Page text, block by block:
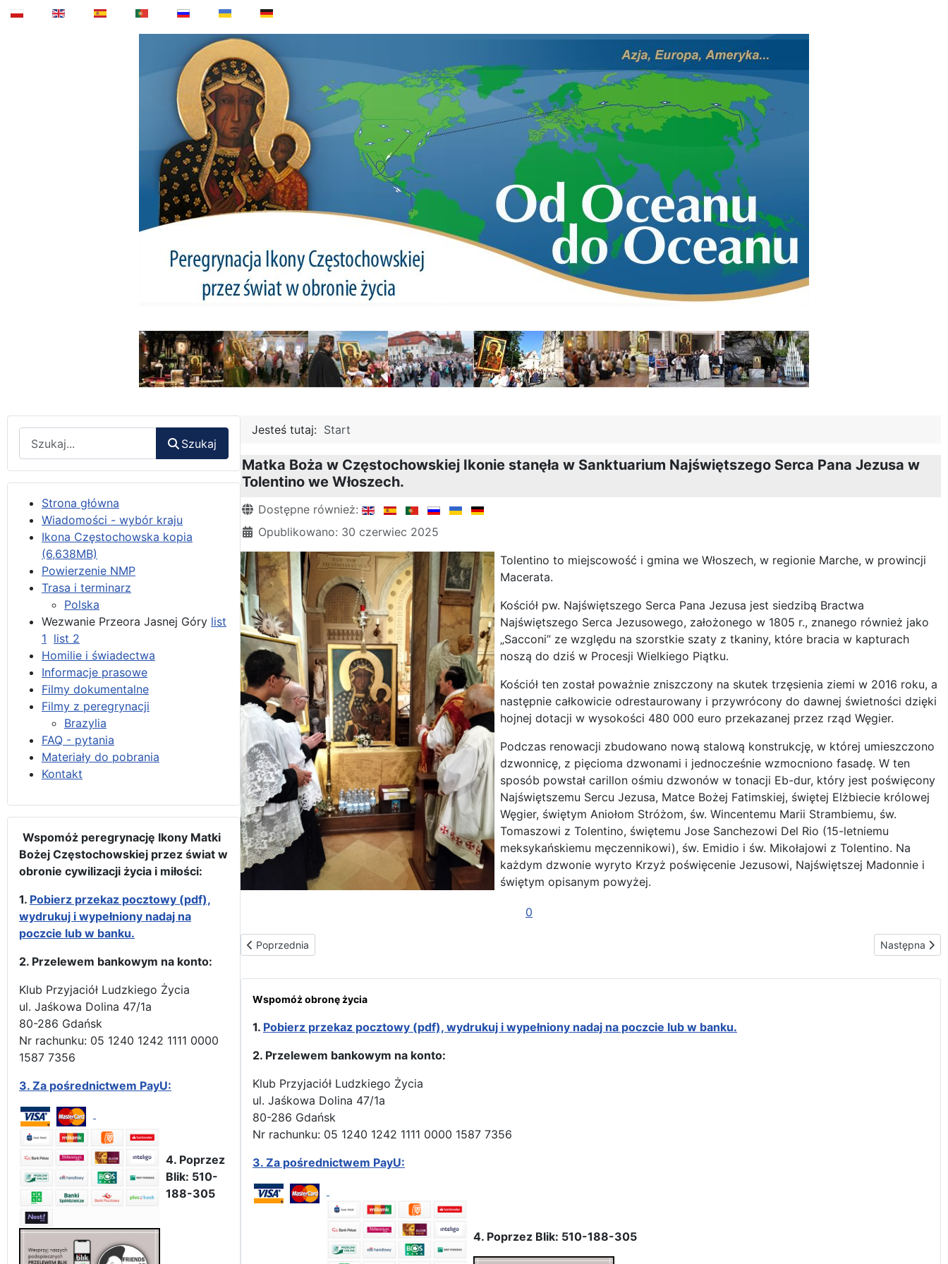
Szukaj
Strona główna
Wiadomości - wybór kraju
Ikona Częstochowska kopia
(6,638MB)
Powierzenie NMP
Trasa i terminarz
Polska
Wezwanie Przeora Jasnej Góry list
1 list 2
Homilie i świadectwa
Informacje prasowe
Filmy dokumentalne
Filmy z peregrynacji
Brazylia
FAQ - pytania
Materiały do pobrania
Kontakt
Wspomóż peregrynację Ikony Matki
Bożej Częstochowskiej przez świat w
obronie cywilizacji życia i miłości:
1. Pobierz przekaz pocztowy (pdf),
wydrukuj i wypełniony nadaj na
poczcie lub w banku.
2. Przelewem bankowym na konto:
Klub Przyjaciół Ludzkiego Życia
ul. Jaśkowa Dolina 47/1a
80-286 Gdańsk
Nr rachunku: 05 1240 1242 1111 0000
1587 7356
3. Za pośrednictwem PayU:
4. Poprzez
Blik: 510-
188-305
Jesteś tutaj: Start
Matka Boża w Częstochowskiej Ikonie stanęła w Sanktuarium Najświętszego Serca Pana Jezusa w
Tolentino we Włoszech.
Szczegóły
Dostępne również:
Opublikowano: 30 czerwiec 2025
Tolentino to miejscowość i gmina we Włoszech, w regionie Marche, w prowincji
Macerata.
Kościół pw. Najświętszego Serca Pana Jezusa jest siedzibą Bractwa
Najświętszego Serca Jezusowego, założonego w 1805 r., znanego również jako
„Sacconi” ze względu na szorstkie szaty z tkaniny, które bracia w kapturach
noszą do dziś w Procesji Wielkiego Piątku.
Kościół ten został poważnie zniszczony na skutek trzęsienia ziemi w 2016 roku, a
następnie całkowicie odrestaurowany i przywrócony do dawnej świetności dzięki
hojnej dotacji w wysokości 480 000 euro przekazanej przez rząd Węgier.
Podczas renowacji zbudowano nową stalową konstrukcję, w której umieszczono
dzwonnicę, z pięcioma dzwonami i jednocześnie wzmocniono fasadę. W ten
sposób powstał carillon ośmiu dzwonów w tonacji Eb-dur, który jest poświęcony
Najświętszemu Sercu Jezusa, Matce Bożej Fatimskiej, świętej Elżbiecie królowej
Węgier, świętym Aniołom Stróżom, św. Wincentemu Marii Strambiemu, św.
Tomaszowi z Tolentino, świętemu Jose Sanchezowi Del Rio (15-letniemu
meksykańskiemu męczennikowi), św. Emidio i św. Mikołajowi z Tolentino. Na
każdym dzwonie wyryto Krzyż poświęcenie Jezusowi, Najświętszej Madonnie i
świętym opisanym powyżej.
0
Poprzednia strona: Niezwykła ikona w Casa Polonia: Matka Boża Częstochowska i modlitwa w obronie życia
Poprzednia Następna
Następna
Wspomóż obronę życia
1. Pobierz przekaz pocztowy (pdf), wydrukuj i wypełniony nadaj na poczcie lub w banku.
2. Przelewem bankowym na konto:
Klub Przyjaciół Ludzkiego Życia
ul. Jaśkowa Dolina 47/1a
80-286 Gdańsk
Nr rachunku: 05 1240 1242 1111 0000 1587 7356
3. Za pośrednictwem PayU:
4. Poprzez Blik: 510-188-305